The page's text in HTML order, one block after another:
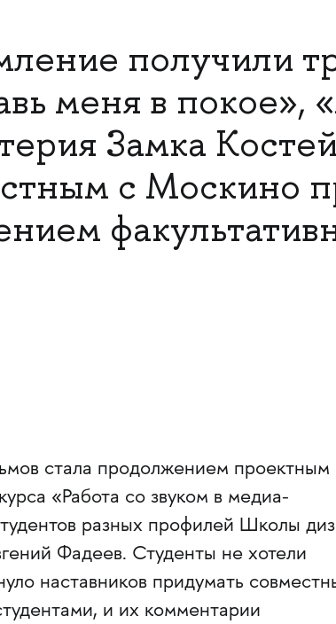
получили
меня в покое»,
Замка
с Москино
стала продолжением проектным
«Работа со звуком в медиа-
разных профилей Школы
Фадеев. Студенты не хотели
наставников придумать
и их комментарии